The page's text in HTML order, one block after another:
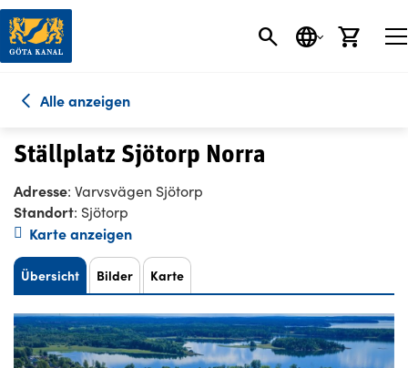
SEARCH
SPRACHE
Alle anzeigen
Ställplatz Sjötorp Norra
Adresse: Varvsvägen Sjötorp
Standort: Sjötorp
Karte anzeigen
Übersicht Bilder Karte